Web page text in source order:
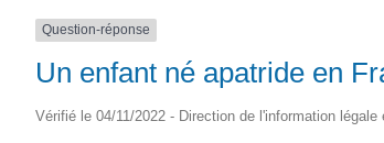
(17430)
Question-réponse
Un enfant né apatride en
Vérifié le 04/11/2022 - Direction de l'information